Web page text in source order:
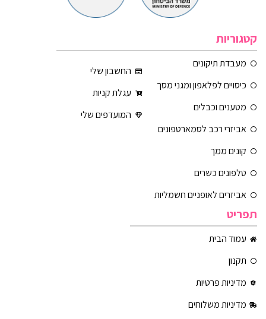
קטגוריות
מעבדת תיקונים
כיסויים לפלאפון ומגני מסך
מטענים וכבלים
אביזרי רכב לסמארטפונים
קונים ממך
טלפונים כשרים
אביזרים לאופניים חשמליות
החשבון שלי
עגלת קניות
המועדפים שלי
תפריט
עמוד הבית
תקנון
מדיניות פרטיות
מדיניות משלוחים